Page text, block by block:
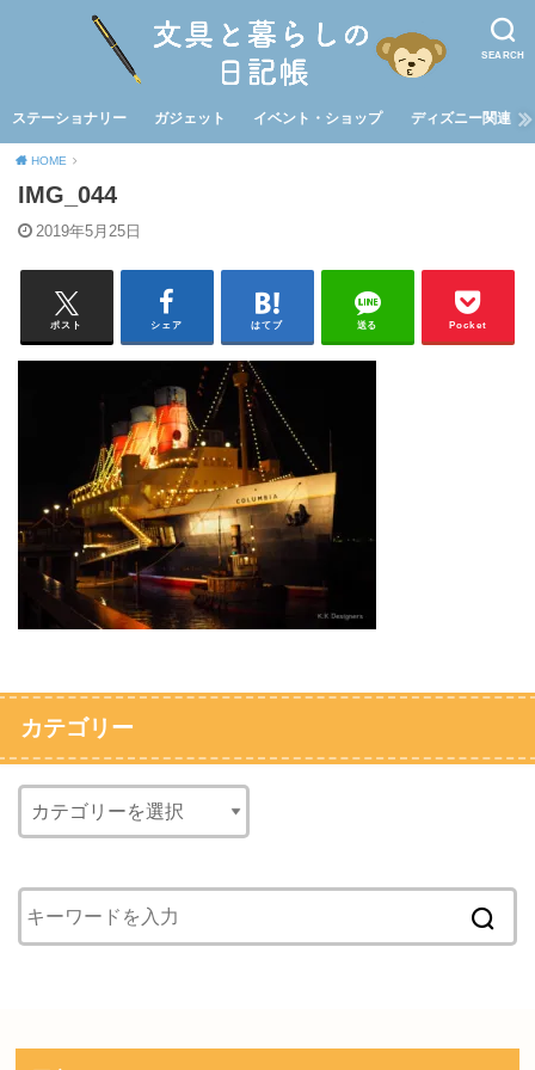
SEARCH
ステーショナリー ガジェット イベント・ショップ ディズニー関連
HOME
IMG_044
2019年5月25日
ポスト シェア はてブ 送る Pocket
カテゴリー